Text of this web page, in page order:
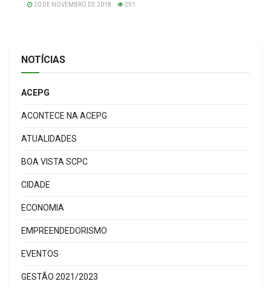
20 DE NOVEMBRO DE 2018 291
NOTÍCIAS
ACEPG
ACONTECE NA ACEPG
ATUALIDADES
BOA VISTA SCPC
CIDADE
ECONOMIA
EMPREENDEDORISMO
EVENTOS
GESTÃO 2021/2023